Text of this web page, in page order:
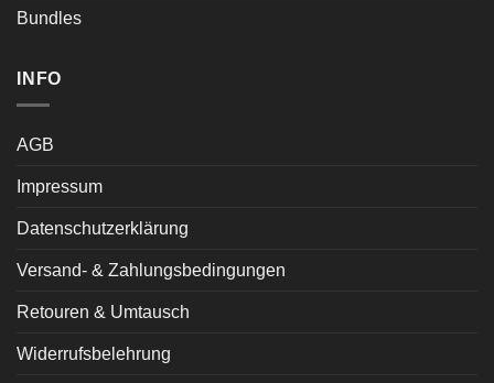
Bundles
INFO
AGB
Impressum
Datenschutzerklärung
Versand- & Zahlungsbedingungen
Retouren & Umtausch
Widerrufsbelehrung